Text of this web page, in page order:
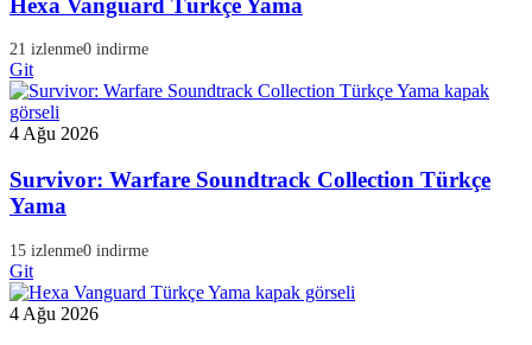
Hexa Vanguard Türkçe Yama
21 izlenme0 indirme
Git
4 Ağu 2026
Survivor: Warfare Soundtrack Collection Türkçe
Yama
15 izlenme0 indirme
Git
4 Ağu 2026